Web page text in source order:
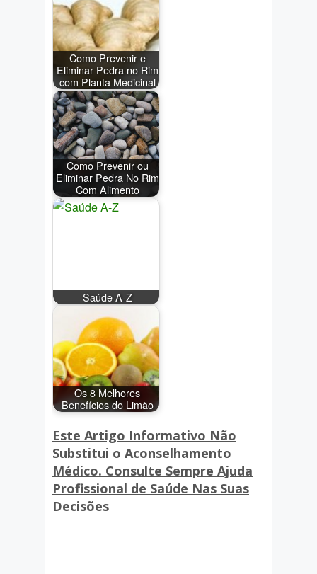
Como Prevenir e
Eliminar Pedra no Rim
com Planta Medicinal
Como Prevenir ou
Eliminar Pedra No Rim
Com Alimento
Saúde A-Z
Os 8 Melhores
Benefícios do Limão
Este Artigo Informativo Não
Substitui o Aconselhamento
Médico. Consulte Sempre Ajuda
Profissional de Saúde Nas Suas
Decisões